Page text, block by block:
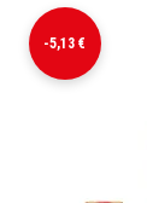
-5,13 €